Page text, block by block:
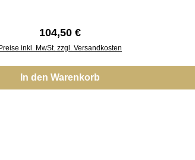
Regulärer Preis:
104,50 €
Preise inkl. MwSt. zzgl. Versandkosten
In den Warenkorb